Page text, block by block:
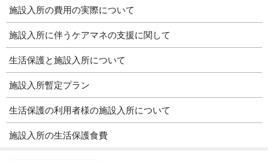
施設入所の費用の実際について
施設入所に伴うケアマネの支援に関して
生活保護と施設入所について
施設入所暫定プラン
生活保護の利用者様の施設入所について
施設入所の生活保護食費